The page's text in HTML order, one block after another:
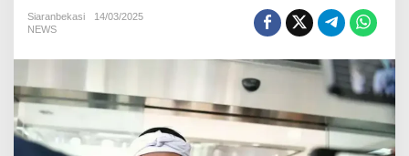
t
a
n
a
h
Siaranbekasi
14/03/2025
NEWS